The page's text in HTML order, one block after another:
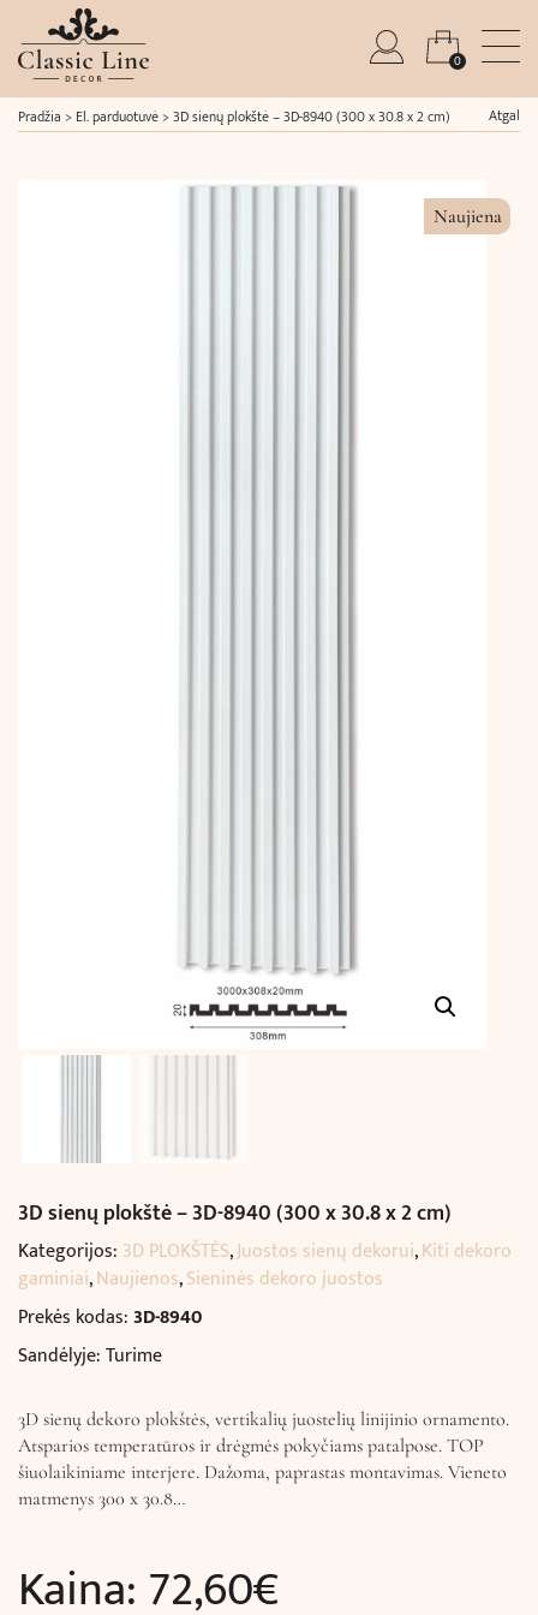
0
Pradžia > El. parduotuvė> 3D sienų plokštė – 3D-8940 (300 x 30.8 x 2 cm) Atgal
Naujiena
3D sienų plokštė – 3D-8940 (300 x 30.8 x 2 cm)
Kategorijos: 3D PLOKŠTĖS,Juostos sienų dekorui,Kiti dekoro
gaminiai,Naujienos,Sieninės dekoro juostos
Prekės kodas:3D-8940
Sandėlyje: Turime
3D sienų dekoro plokštės, vertikalių juostelių linijinio ornamento.
Atsparios temperatūros ir drėgmės pokyčiams patalpose. TOP
šiuolaikiniame interjere. Dažoma, paprastas montavimas. Vieneto
matmenys 300 x 30.8…
Kaina: 72,60€